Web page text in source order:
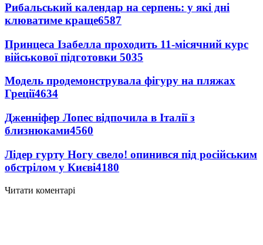
Рибальський календар на серпень: у які дні
клюватиме краще6587
Принцеса Ізабелла проходить 11-місячний курс
військової підготовки 5035
Модель продемонструвала фігуру на пляжах
Греції4634
Дженніфер Лопес відпочила в Італії з
близнюками4560
Лідер гурту Ногу свело! опинився під російським
обстрілом у Києві4180
Читати коментарі